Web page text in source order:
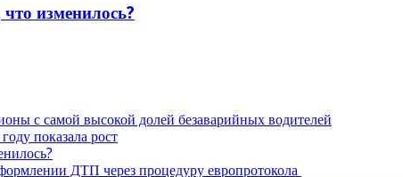
изменилось?
с самой высокой долей безаварийных водителей
показала рост
ДТП через процедуру европротокола